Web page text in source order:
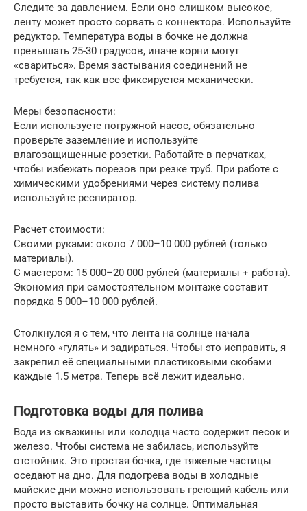
Следите за давлением. Если оно слишком высокое,
ленту может просто сорвать с коннектора. Используйте
редуктор. Температура воды в бочке не должна
превышать 25-30 градусов, иначе корни могут
«свариться». Время застывания соединений не
требуется, так как все фиксируется механически.
Меры безопасности:
Если используете погружной насос, обязательно
проверьте заземление и используйте
влагозащищенные розетки. Работайте в перчатках,
чтобы избежать порезов при резке труб. При работе с
химическими удобрениями через систему полива
используйте респиратор.
Расчет стоимости:
Своими руками: около 7 000–10 000 рублей (только
материалы).
С мастером: 15 000–20 000 рублей (материалы + работа).
Экономия при самостоятельном монтаже составит
порядка 5 000–10 000 рублей.
Столкнулся я с тем, что лента на солнце начала
немного «гулять» и задираться. Чтобы это исправить, я
закрепил её специальными пластиковыми скобами
каждые 1.5 метра. Теперь всё лежит идеально.
Подготовка воды для полива
Вода из скважины или колодца часто содержит песок и
железо. Чтобы система не забилась, используйте
отстойник. Это простая бочка, где тяжелые частицы
оседают на дно. Для подогрева воды в холодные
майские дни можно использовать греющий кабель или
просто выставить бочку на солнце. Оптимальная